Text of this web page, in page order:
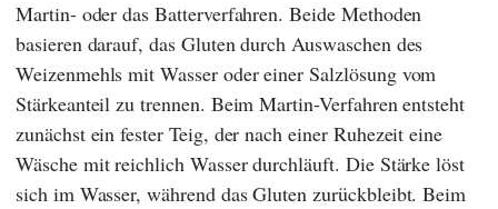
Martin- oder das Batterverfahren. Beide Methoden
basieren darauf, das Gluten durch Auswaschen des
Weizenmehls mit Wasser oder einer Salzlösung vom
Stärkeanteil zu trennen. Beim Martin-Verfahren entsteht
zunächst ein fester Teig, der nach einer Ruhezeit eine
Wäsche mit reichlich Wasser durchläuft. Die Stärke löst
sich im Wasser, während das Gluten zurückbleibt. Beim